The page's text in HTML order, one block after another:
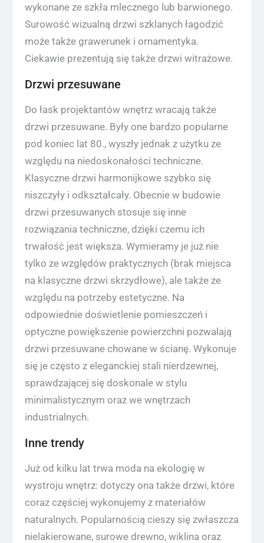
wykonane ze szkła mlecznego lub barwionego.
Surowość wizualną drzwi szklanych łagodzić
może także grawerunek i ornamentyka.
Ciekawie prezentują się także drzwi witrażowe.
Drzwi przesuwane
Do łask projektantów wnętrz wracają także
drzwi przesuwane. Były one bardzo popularne
pod koniec lat 80., wyszły jednak z użytku ze
względu na niedoskonałości techniczne.
Klasyczne drzwi harmonijkowe szybko się
niszczyły i odkształcały. Obecnie w budowie
drzwi przesuwanych stosuje się inne
rozwiązania techniczne, dzięki czemu ich
trwałość jest większa. Wymieramy je już nie
tylko ze względów praktycznych (brak miejsca
na klasyczne drzwi skrzydłowe), ale także ze
względu na potrzeby estetyczne. Na
odpowiednie doświetlenie pomieszczeń i
optyczne powiększenie powierzchni pozwalają
drzwi przesuwane chowane w ścianę. Wykonuje
się je często z eleganckiej stali nierdzewnej,
sprawdzającej się doskonale w stylu
minimalistycznym oraz we wnętrzach
industrialnych.
Inne trendy
Już od kilku lat trwa moda na ekologię w
wystroju wnętrz: dotyczy ona także drzwi, które
coraz częściej wykonujemy z materiałów
naturalnych. Popularnością cieszy się zwłaszcza
nielakierowane, surowe drewno, wiklina oraz